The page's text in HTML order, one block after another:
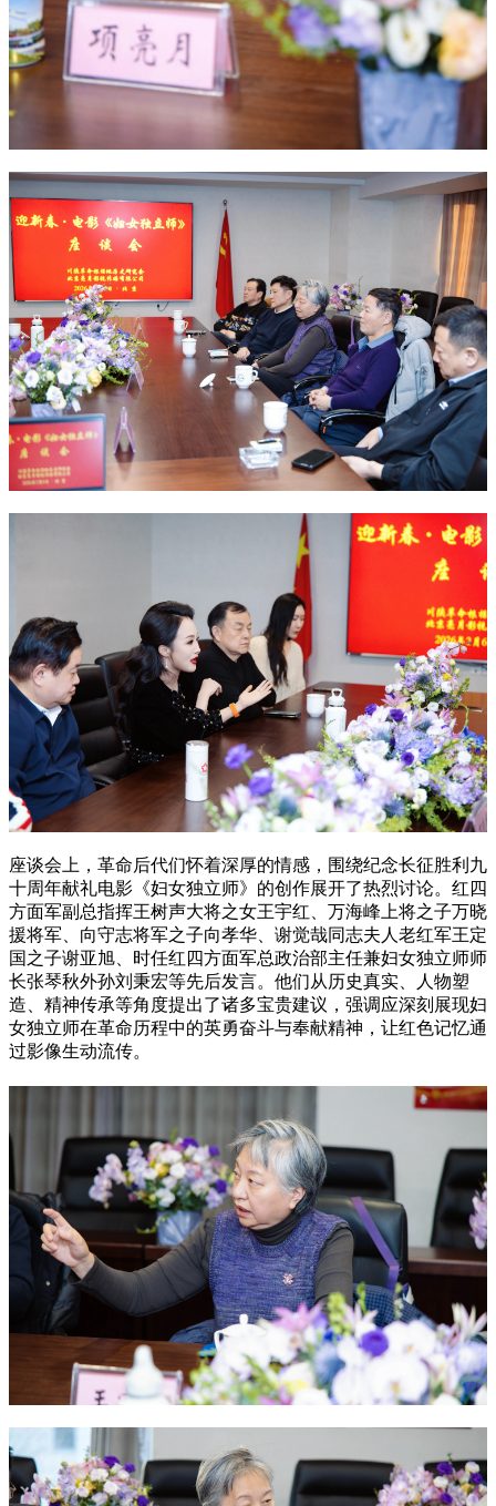
座谈会上，革命后代们怀着深厚的情感，围绕纪念长征胜利九
十周年献礼电影《妇女独立师》的创作展开了热烈讨论。红四
方面军副总指挥王树声大将之女王宇红、万海峰上将之子万晓
援将军、向守志将军之子向孝华、谢觉哉同志夫人老红军王定
国之子谢亚旭、时任红四方面军总政治部主任兼妇女独立师师
长张琴秋外孙刘秉宏等先后发言。他们从历史真实、人物塑
造、精神传承等角度提出了诸多宝贵建议，强调应深刻展现妇
女独立师在革命历程中的英勇奋斗与奉献精神，让红色记忆通
过影像生动流传。